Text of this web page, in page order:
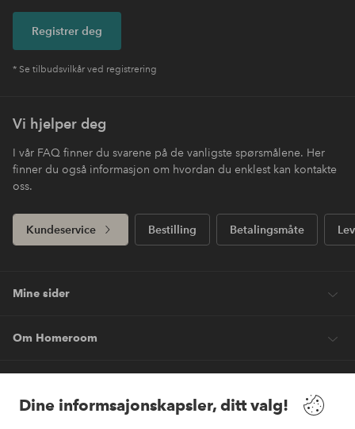
Dine informsajonskapsler, ditt valg!
Registrer deg
* Se tilbudsvilkår ved registrering
Vi hjelper deg
I vår FAQ finner du svarene på de vanligste spørsmålene. Her
finner du også informasjon om hvordan du enklest kan kontakte
oss.
Kundeservice Bestilling Betalingsmåte
Mine sider
Om Homeroom